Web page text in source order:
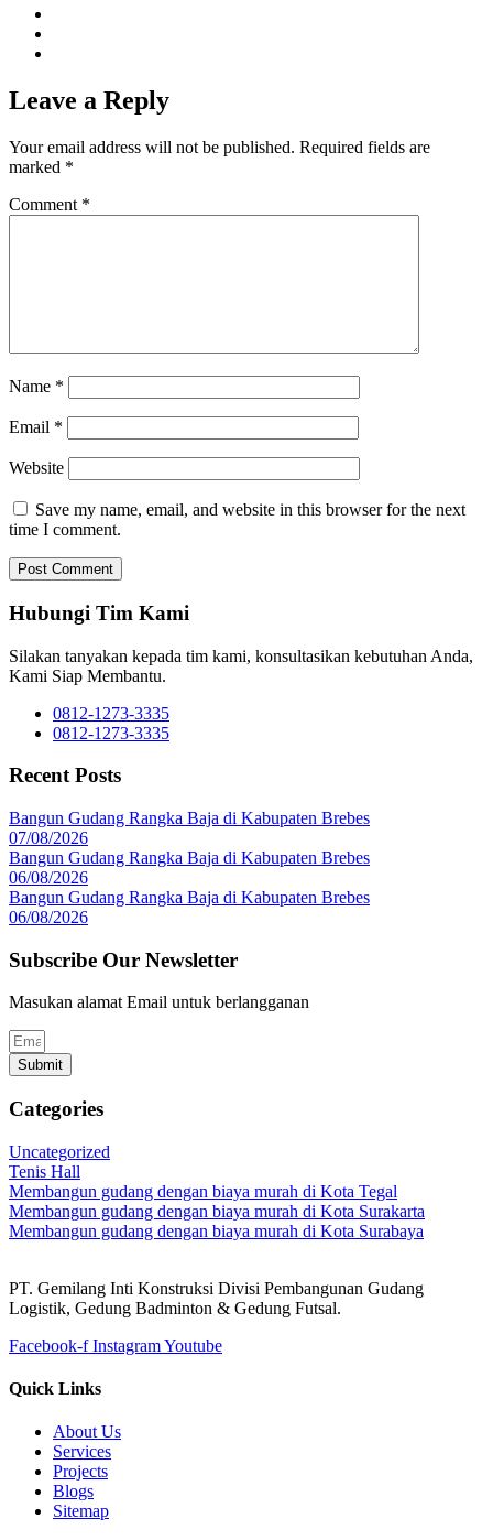
Leave a Reply
Your email address will not be published. Required fields are
marked *
Comment *
Name *
Email *
Website
Save my name, email, and website in this browser for the next
time I comment.
Hubungi Tim Kami
Silakan tanyakan kepada tim kami, konsultasikan kebutuhan Anda,
Kami Siap Membantu.
0812-1273-3335
0812-1273-3335
Recent Posts
Bangun Gudang Rangka Baja di Kabupaten Brebes
07/08/2026
Bangun Gudang Rangka Baja di Kabupaten Brebes
06/08/2026
Bangun Gudang Rangka Baja di Kabupaten Brebes
06/08/2026
Subscribe Our Newsletter
Masukan alamat Email untuk berlangganan
Submit
Categories
Uncategorized
Tenis Hall
Membangun gudang dengan biaya murah di Kota Tegal
Membangun gudang dengan biaya murah di Kota Surakarta
Membangun gudang dengan biaya murah di Kota Surabaya
PT. Gemilang Inti Konstruksi Divisi Pembangunan Gudang
Logistik, Gedung Badminton & Gedung Futsal.
Facebook-f InstagramYoutube
Quick Links
About Us
Services
Projects
Blogs
Sitemap